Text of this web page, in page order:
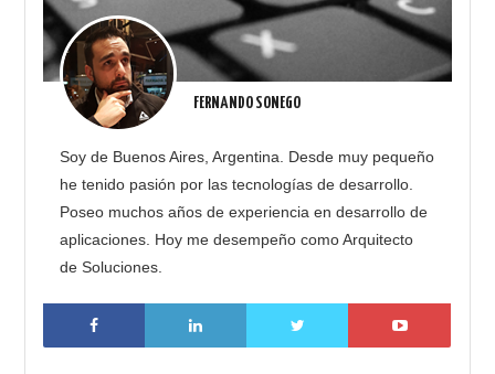
FERNANDO SONEGO
Soy de Buenos Aires, Argentina. Desde muy pequeño
he tenido pasión por las tecnologías de desarrollo.
Poseo muchos años de experiencia en desarrollo de
aplicaciones. Hoy me desempeño como Arquitecto
de Soluciones.